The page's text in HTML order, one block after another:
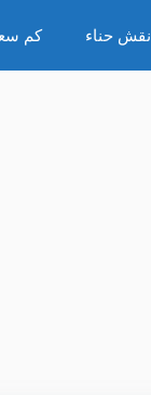
نقش حناء كم